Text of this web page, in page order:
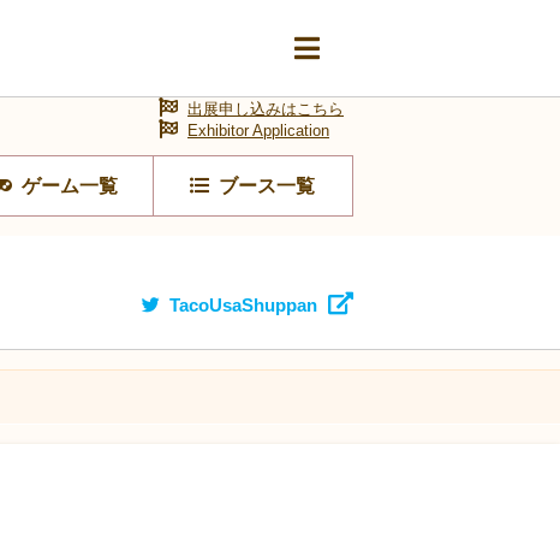
ゲーム一覧 ブース一覧
出展申し込みはこちら
Exhibitor Application
TacoUsaShuppan